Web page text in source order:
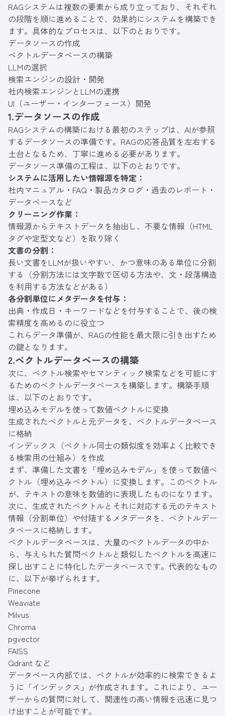
RAGシステムは複数の要素から成り立っており、それぞれ
の段階を順に進めることで、効果的にシステムを構築でき
ます。具体的なプロセスは、以下のとおりです。
データソースの作成
ベクトルデータベースの構築
LLMの選択
検索エンジンの設計・開発
社内検索エンジンとLLMの連携
UI（ユーザー・インターフェース）開発
1.データソースの作成
RAGシステムの構築における最初のステップは、AIが参照
するデータソースの準備です。RAGの応答品質を左右する
土台となるため、丁寧に進める必要があります。
データソース準備の工程は、以下のとおりです。
システムに活用したい情報源を特定：
社内マニュアル・FAQ・製品カタログ・過去のレポート・
データベースなど
クリーニング作業：
情報源からテキストデータを抽出し、不要な情報（HTML
タグや定型文など）を取り除く
文書の分割：
長い文書をLLMが扱いやすい、かつ意味のある単位に分割
する（分割方法には文字数で区切る方法や、文・段落構造
を利用する方法などがある）
各分割単位にメタデータを付与：
出典・作成日・キーワードなどを付与することで、後の検
索精度を高めるのに役立つ
これらデータ準備が、RAGの性能を最大限に引き出すため
の鍵となります。
2.ベクトルデータベースの構築
次に、ベクトル検索やセマンティック検索などを可能にす
るためのベクトルデータベースを構築します。構築手順
は、以下のとおりです。
埋め込みモデルを使って数値ベクトルに変換
生成されたベクトルと元データを、ベクトルデータベース
に格納
インデックス（ベクトル同士の類似度を効率よく比較でき
る検索用の仕組み）を作成
まず、準備した文書を「埋め込みモデル」を使って数値ベ
クトル（埋め込みベクトル）に変換します。このベクトル
が、テキストの意味を数値的に表現したものになります。
次に、生成されたベクトルとそれに対応する元のテキスト
情報（分割単位）や付随するメタデータを、ベクトルデー
タベースに格納します。
ベクトルデータベースは、大量のベクトルデータの中か
ら、与えられた質問ベクトルと類似したベクトルを高速に
探し出すことに特化したデータベースです。代表的なもの
に、以下が挙げられます。
Pinecone
Weaviate
Milvus
Chroma
pgvector
FAISS
Qdrant など
データベース内部では、ベクトルが効率的に検索できるよ
うに「インデックス」が作成されます。これにより、ユー
ザーからの質問に対して、関連性の高い情報を迅速に見つ
け出すことが可能です。